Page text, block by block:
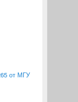
от МГУ